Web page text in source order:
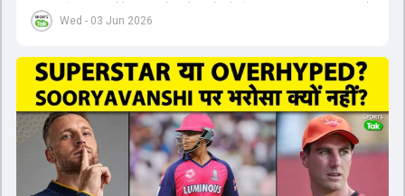
Wed - 03 Jun 2026
टीम का हिस्सा नहीं होंगे। आयरलैंड और इंग्लैंड के खिलाफ आगामी टी20 सीरीज के
लिए नए कप्तान की तलाश जारी है। इस रेस में श्रेयस अय्यर सबसे आगे चल रहे
पटेल इस रेस में काफी पीछे हैं, जबकि संजू सैमसन और रजत पाटीदार कप्तानी की
दौड़ से बाहर हैं। आगामी सीरीज के लिए वैभव सूर्यवंशी को तीसरे ओपनर के तौर पर
टीम में शामिल किया जाएगा, जबकि अभिषेक शर्मा और संजू सैमसन पहली पसंद
होंगे। इसके अलावा नीतीश रेड्डी को बतौर ऑलराउंडर ज्यादा मौके मिलेंगे। अजीत
अगरकर की अगुवाई वाली चयन समिति और कोच गौतम गंभीर आगामी टी20 वर्ल्ड
कप और 2028 ओलंपिक के लिए लंबी अवधि का विजन लेकर चल रहे हैं।